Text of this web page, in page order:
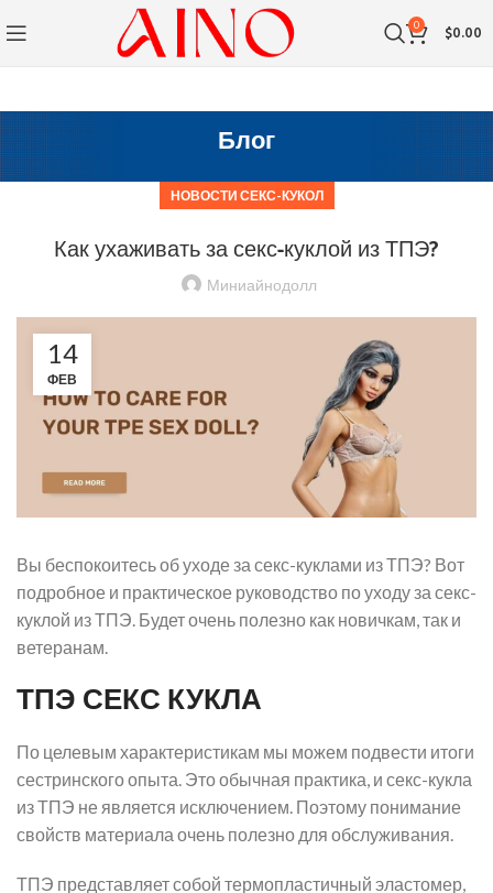
0 $0.00
Блог
НОВОСТИ СЕКС-КУКОЛ
Как ухаживать за секс-куклой из ТПЭ?
Миниайнодолл
14
ФЕВ
Вы беспокоитесь об уходе за секс-куклами из ТПЭ? Вот
подробное и практическое руководство по уходу за секс-
куклой из ТПЭ. Будет очень полезно как новичкам, так и
ветеранам.
ТПЭ СЕКС КУКЛА
По целевым характеристикам мы можем подвести итоги
сестринского опыта. Это обычная практика, и секс-кукла
из ТПЭ не является исключением. Поэтому понимание
свойств материала очень полезно для обслуживания.
ТПЭ представляет собой термопластичный эластомер,